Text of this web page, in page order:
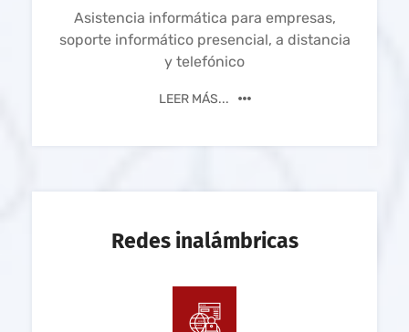
Asistencia informática para empresas,
soporte informático presencial, a distancia
y telefónico
LEER MÁS...
Redes inalámbricas